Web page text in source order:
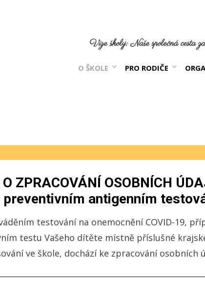
Vize školy: Naše společná cesta
O ŠKOLE PRO RODIČE
ZPRACOVÁNÍ OSOBNÍCH
antigenním
testování na onemocnění COVID-19,
testu Vašeho dítěte místně příslušné
ve škole, dochází ke zpracování osobních